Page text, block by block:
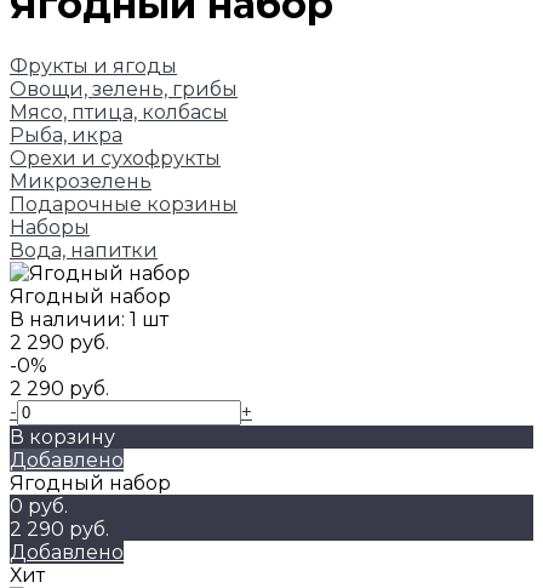
Фрукты и ягоды
Овощи, зелень, грибы
Мясо, птица, колбасы
Рыба, икра
Орехи и сухофрукты
Микрозелень
Подарочные корзины
Наборы
Вода, напитки
Ягодный набор
В наличии: 1 шт
2 290 руб.
-0%
2 290 руб.
-
+
В корзину
Добавлено
Ягодный набор
0 руб.
2 290 руб.
Добавлено
Хит